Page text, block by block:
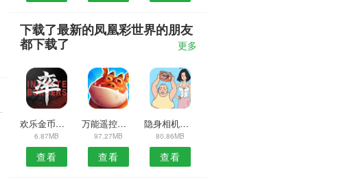
下载了最新的凤凰彩世界的朋友
都下载了
更多
欢乐金币猫预约安卓版
6.87MB
查看
万能遥控空调安卓版
97.27MB
查看
隐身相机软件
80.86MB
查看